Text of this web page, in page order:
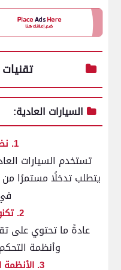
السيارات العادية:
1. نظام القيادة:
تستخدم السيارات
يتطلب تدخلًا مستمرًا
2. تكنولوجيا الراحة:
عادةً ما تحتوي على
وأنظمة
3. الأنظمة المساعدة للقيادة: